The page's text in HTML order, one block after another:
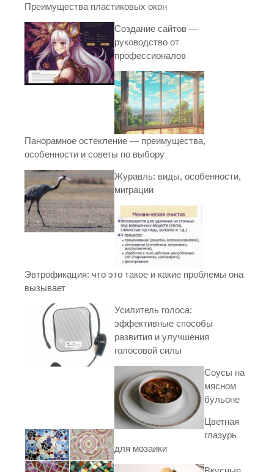
Преимущества пластиковых окон
Создание сайтов —
руководство от
профессионалов
Панорамное остекление — преимущества,
особенности и советы по выбору
Журавль: виды, особенности,
миграции
Эвтрофикация: что это такое и какие проблемы она
вызывает
Усилитель голоса:
эффективные способы
развития и улучшения
голосовой силы
Соусы на
мясном
бульоне
Цветная
глазурь
для мозаики